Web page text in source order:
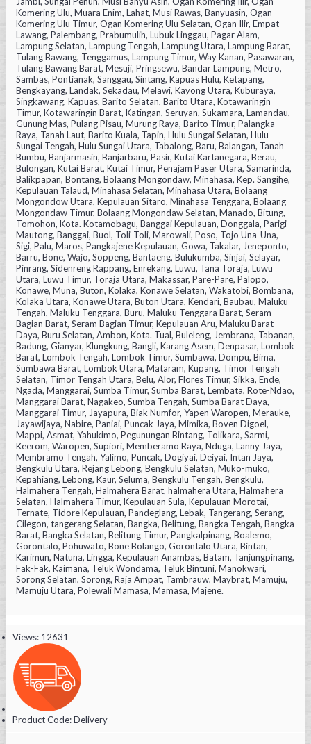
Komering Ulu, Muara Enim, Lahat, Musi Rawas, Banyuasin, Ogan
Komering Ulu Timur, Ogan Komering Ulu Selatan, Ogan Ilir, Empat
Lawang, Palembang, Prabumulih, Lubuk Linggau, Pagar Alam,
Lampung Selatan, Lampung Tengah, Lampung Utara, Lampung Barat,
Tulang Bawang, Tenggamus, Lampung Timur, Way Kanan, Pasawaran,
Tulang Bawang Barat, Mesuji, Pringsewu, Bandar Lampung, Metro,
Sambas, Pontianak, Sanggau, Sintang, Kapuas Hulu, Ketapang,
Bengkayang, Landak, Sekadau, Melawi, Kayong Utara, Kuburaya,
Singkawang, Kapuas, Barito Selatan, Barito Utara, Kotawaringin
Timur, Kotawaringin Barat, Katingan, Seruyan, Sukamara, Lamandau,
Gunung Mas, Pulang Pisau, Murung Raya, Barito Timur, Palangka
Raya, Tanah Laut, Barito Kuala, Tapin, Hulu Sungai Selatan, Hulu
Sungai Tengah, Hulu Sungai Utara, Tabalong, Baru, Balangan, Tanah
Bumbu, Banjarmasin, Banjarbaru, Pasir, Kutai Kartanegara, Berau,
Bulongan, Kutai Barat, Kutai Timur, Penajam Paser Utara, Samarinda,
Balikpapan, Bontang, Bolaang Mongondaw, Minahasa, Kep. Sangihe,
Kepulauan Talaud, Minahasa Selatan, Minahasa Utara, Bolaang
Mongondow Utara, Kepulauan Sitaro, Minahasa Tenggara, Bolaang
Mongondaw Timur, Bolaang Mongondaw Selatan, Manado, Bitung,
Tomohon, Kota. Kotamobagu, Banggai Kepulauan, Donggala, Parigi
Mautong, Banggai, Buol, Toli-Toli, Marowali, Poso, Tojo Una-Una,
Sigi, Palu, Maros, Pangkajene Kepulauan, Gowa, Takalar, Jeneponto,
Barru, Bone, Wajo, Soppeng, Bantaeng, Bulukumba, Sinjai, Selayar,
Pinrang, Sidenreng Rappang, Enrekang, Luwu, Tana Toraja, Luwu
Utara, Luwu Timur, Toraja Utara, Makassar, Pare-Pare, Palopo,
Konawe, Muna, Buton, Kolaka, Konawe Selatan, Wakatobi, Bombana,
Kolaka Utara, Konawe Utara, Buton Utara, Kendari, Baubau, Maluku
Tengah, Maluku Tenggara, Buru, Maluku Tenggara Barat, Seram
Bagian Barat, Seram Bagian Timur, Kepulauan Aru, Maluku Barat
Daya, Buru Selatan, Ambon, Kota. Tual, Buleleng, Jembrana, Tabanan,
Badung, Gianyar, Klungkung, Bangli, Karang Asem, Denpasar, Lombok
Barat, Lombok Tengah, Lombok Timur, Sumbawa, Dompu, Bima,
Sumbawa Barat, Lombok Utara, Mataram, Kupang, Timor Tengah
Selatan, Timor Tengah Utara, Belu, Alor, Flores Timur, Sikka, Ende,
Ngada, Manggarai, Sumba Timur, Sumba Barat, Lembata, Rote-Ndao,
Manggarai Barat, Nagakeo, Sumba Tengah, Sumba Barat Daya,
Manggarai Timur, Jayapura, Biak Numfor, Yapen Waropen, Merauke,
Jayawijaya, Nabire, Paniai, Puncak Jaya, Mimika, Boven Digoel,
Mappi, Asmat, Yahukimo, Pegunungan Bintang, Tolikara, Sarmi,
Keerom, Waropen, Supiori, Memberamo Raya, Nduga, Lanny Jaya,
Membramo Tengah, Yalimo, Puncak, Dogiyai, Deiyai, Intan Jaya,
Bengkulu Utara, Rejang Lebong, Bengkulu Selatan, Muko-muko,
Kepahiang, Lebong, Kaur, Seluma, Bengkulu Tengah, Bengkulu,
Halmahera Tengah, Halmahera Barat, halmahera Utara, Halmahera
Selatan, Halmahera Timur, Kepulauan Sula, Kepulauan Morotai,
Ternate, Tidore Kepulauan, Pandeglang, Lebak, Tangerang, Serang,
Cilegon, tangerang Selatan, Bangka, Belitung, Bangka Tengah, Bangka
Barat, Bangka Selatan, Belitung Timur, Pangkalpinang, Boalemo,
Gorontalo, Pohuwato, Bone Bolango, Gorontalo Utara, Bintan,
Karimun, Natuna, Lingga, Kepulauan Anambas, Batam, Tanjungpinang,
Fak-Fak, Kaimana, Teluk Wondama, Teluk Bintuni, Manokwari,
Sorong Selatan, Sorong, Raja Ampat, Tambrauw, Maybrat, Mamuju,
Mamuju Utara, Polewali Mamasa, Mamasa, Majene.
Views: 12631
Product Code:Delivery